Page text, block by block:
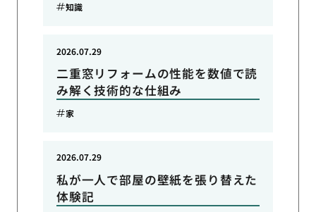
知識
二重窓リフォームの性能を数値で読
み解く技術的な仕組み
2026.07.29
家
私が一人で部屋の壁紙を張り替えた
体験記
2026.07.29